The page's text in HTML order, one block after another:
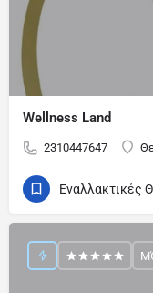
Wellness Land
2310447647
Εναλλακτικές